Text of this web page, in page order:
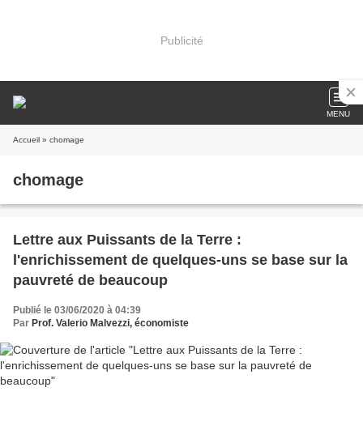
Publicité
MENU
Accueil » chomage
chomage
Lettre aux Puissants de la Terre :
l'enrichissement de quelques-uns se base sur la
pauvreté de beaucoup
Publié le 03/06/2020 à 04:39
Par Prof. Valerio Malvezzi, économiste